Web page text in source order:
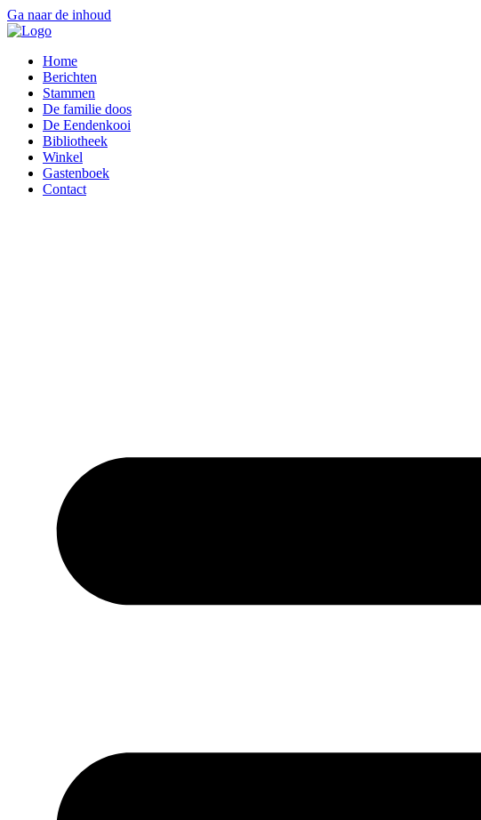
Ga naar de inhoud
Home
Berichten
Stammen
De familie doos
De Eendenkooi
Bibliotheek
Winkel
Gastenboek
Contact